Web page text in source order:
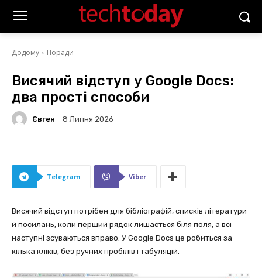
Додому Поради
Висячий відступ у Google Docs:
два прості способи
Євген 8 Липня 2026
Telegram Viber
Висячий відступ потрібен для бібліографій, списків літератури
й посилань, коли перший рядок лишається біля поля, а всі
наступні зсуваються вправо. У Google Docs це робиться за
кілька кліків, без ручних пробілів і табуляцій.